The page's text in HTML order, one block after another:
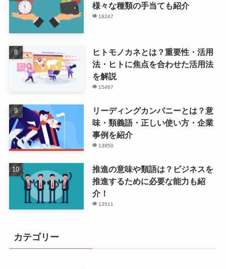
様々な種類の手当ても紹介
18247
ヒトモノカネとは？重要性・活用
法・ヒトに焦点を合わせた活用法
を解説
15467
リーディングカンパニーとは？意
味・類義語・正しい使い方・企業
事例を紹介
13850
推進の意味や類語は？ビジネスを
推進するために必要な能力も紹
介！
13511
カテゴリー